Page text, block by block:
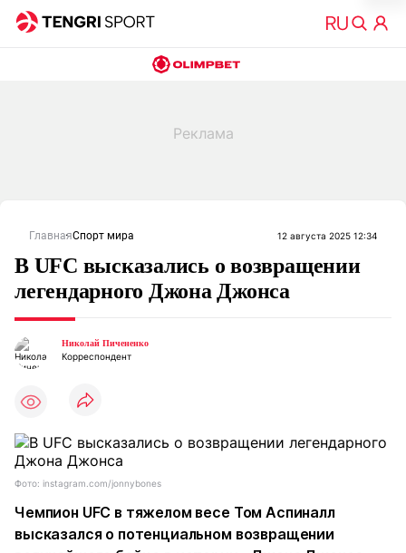
ГлавнаяСпорт мира 12 августа 2025 12:34
В UFC высказались о возвращении
легендарного Джона Джонса
Николай Пичененко
Корреспондент
Фото: instagram.com/jonnybones
Чемпион UFC в тяжелом весе Том Аспиналл
высказался о потенциальном возвращении